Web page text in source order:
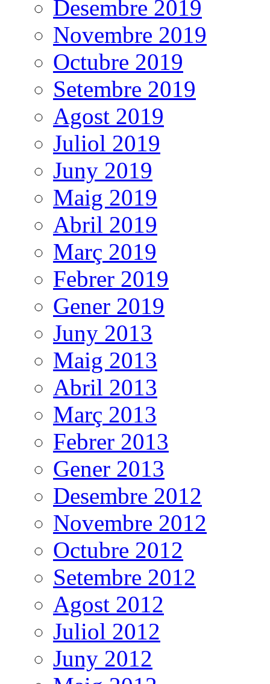
Desembre 2019
Novembre 2019
Octubre 2019
Setembre 2019
Agost 2019
Juliol 2019
Juny 2019
Maig 2019
Abril 2019
Març 2019
Febrer 2019
Gener 2019
Juny 2013
Maig 2013
Abril 2013
Març 2013
Febrer 2013
Gener 2013
Desembre 2012
Novembre 2012
Octubre 2012
Setembre 2012
Agost 2012
Juliol 2012
Juny 2012